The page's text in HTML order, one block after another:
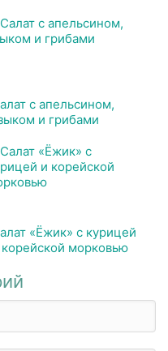
с апельсином,
и грибами
«Ёжик» с курицей
корейской морковью